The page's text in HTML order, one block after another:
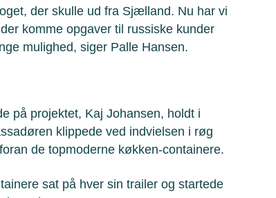
der skulle ud fra Sjælland. Nu har vi
komme opgaver til russiske kunder
mulighed, siger Palle Hansen.
på projektet, Kaj Johansen, holdt i
klippede ved indvielsen i røg
de topmoderne køkken-containere.
sat på hver sin trailer og startede